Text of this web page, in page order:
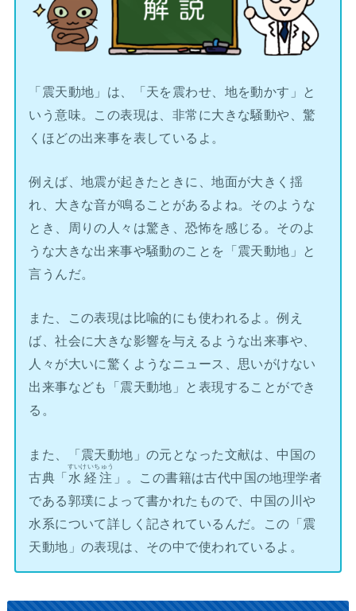
「震天動地」は、「天を震わせ、地を動かす」と
いう意味。この表現は、非常に大きな騒動や、驚
くほどの出来事を表しているよ。
例えば、地震が起きたときに、地面が大きく揺
れ、大きな音が鳴ることがあるよね。そのような
とき、周りの人々は驚き、恐怖を感じる。そのよ
うな大きな出来事や騒動のことを「震天動地」と
言うんだ。
また、この表現は比喩的にも使われるよ。例え
ば、社会に大きな影響を与えるような出来事や、
人々が大いに驚くようなニュース、思いがけない
出来事なども「震天動地」と表現することができ
る。
また、「震天動地」の元となった文献は、中国の
古典「水経注
すいけいちゅう
」。この書籍は古代中国の地理学者
である郭璞によって書かれたもので、中国の川や
水系について詳しく記されているんだ。この「震
天動地」の表現は、その中で使われているよ。